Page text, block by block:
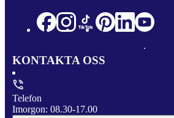
KONTAKTA OSS
Telefon
Imorgon: 08.30-17.00